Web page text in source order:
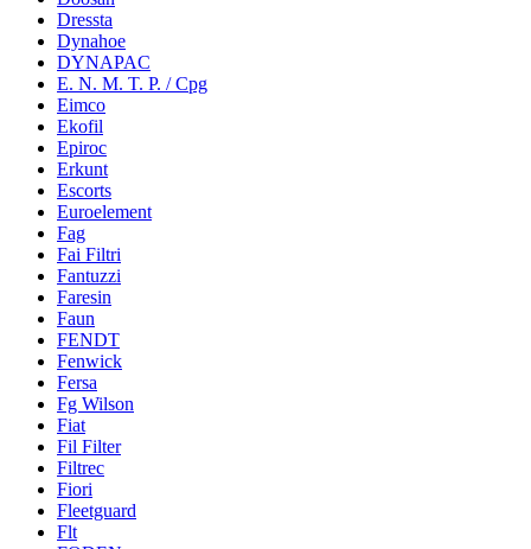
Dressta
Dynahoe
DYNAPAC
E. N. M. T. P. / Cpg
Eimco
Ekofil
Epiroc
Erkunt
Escorts
Euroelement
Fag
Fai Filtri
Fantuzzi
Faresin
Faun
FENDT
Fenwick
Fersa
Fg Wilson
Fiat
Fil Filter
Filtrec
Fiori
Fleetguard
Flt